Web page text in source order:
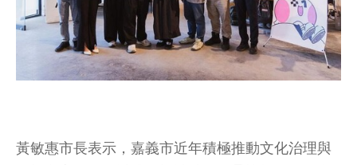
黃敏惠市長表示，嘉義市近年積極推動文化治理與